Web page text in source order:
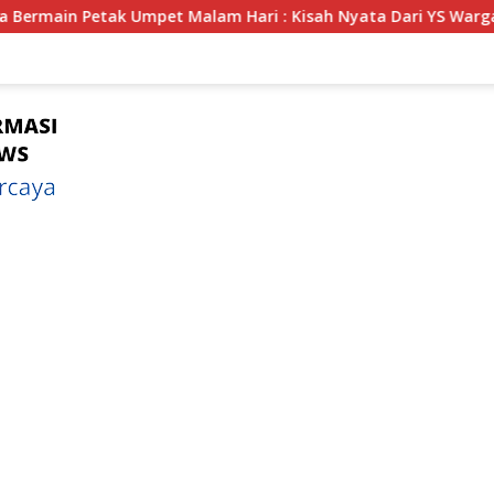
: Kisah Nyata Dari YS Warga Kota Bengkulu Yang